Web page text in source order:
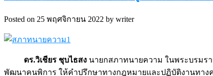
Posted on 25 พฤศจิกายน 2022 by writer
ดร.วิเชียร ชุบไธสง นายกสภาทนายความ ในพระบรม
พัฒนาคนพิการ ให้คำปรึกษาทางกฎหมายและปฏิบัติงานทา